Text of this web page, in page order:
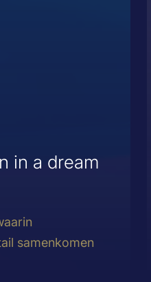
in a dream
samenkomen